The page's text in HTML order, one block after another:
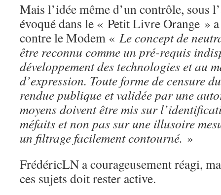
Mais l’idée même d’un contrôle, sous
évoqué dans le « Petit Livre Orange »
contre le Modem « Le concept de
être reconnu comme un pré-requis
développement des technologies et au
d’expression. Toute forme de censure
rendue publique et validée par une
moyens doivent être mis sur
méfaits et non pas sur une illusoire
un filtrage facilement contourné. »
FrédéricLN a courageusement réagi,
ces sujets doit rester active.